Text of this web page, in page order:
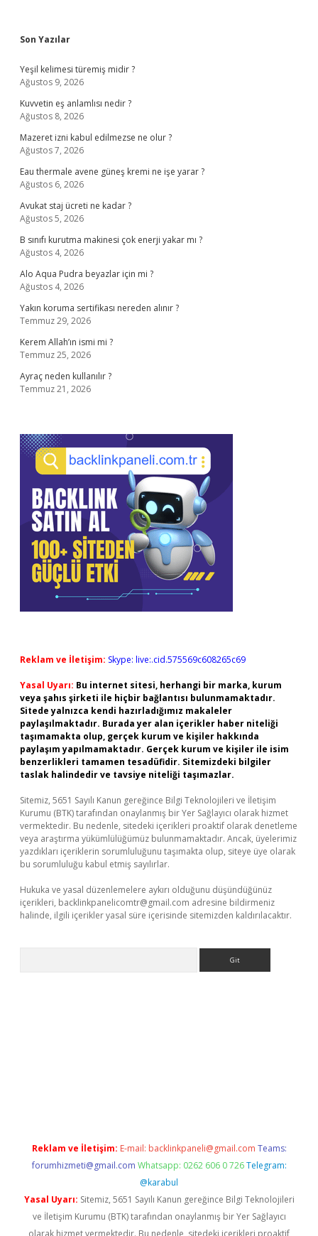
Sidebar
Son Yazılar
Yeşil kelimesi türemiş midir ?
Ağustos 9, 2026
Kuvvetin eş anlamlısı nedir ?
Ağustos 8, 2026
Mazeret izni kabul edilmezse ne olur ?
Ağustos 7, 2026
Eau thermale avene güneş kremi ne işe yarar ?
Ağustos 6, 2026
Avukat staj ücreti ne kadar ?
Ağustos 5, 2026
B sınıfı kurutma makinesi çok enerji yakar mı ?
Ağustos 4, 2026
Alo Aqua Pudra beyazlar için mi ?
Ağustos 4, 2026
Yakın koruma sertifikası nereden alınır ?
Temmuz 29, 2026
Kerem Allah’ın ismi mi ?
Temmuz 25, 2026
Ayraç neden kullanılır ?
Temmuz 21, 2026
Reklam ve İletişim: Skype: live:.cid.575569c608265c69
Yasal Uyarı: Bu internet sitesi, herhangi bir marka, kurum
veya şahıs şirketi ile hiçbir bağlantısı bulunmamaktadır.
Sitede yalnızca kendi hazırladığımız makaleler
paylaşılmaktadır. Burada yer alan içerikler haber niteliği
taşımamakta olup, gerçek kurum ve kişiler hakkında
paylaşım yapılmamaktadır. Gerçek kurum ve kişiler ile isim
benzerlikleri tamamen tesadüfidir. Sitemizdeki bilgiler
taslak halindedir ve tavsiye niteliği taşımazlar.
Sitemiz, 5651 Sayılı Kanun gereğince Bilgi Teknolojileri ve İletişim
Kurumu (BTK) tarafından onaylanmış bir Yer Sağlayıcı olarak hizmet
vermektedir. Bu nedenle, sitedeki içerikleri proaktif olarak denetleme
veya araştırma yükümlülüğümüz bulunmamaktadır. Ancak, üyelerimiz
yazdıkları içeriklerin sorumluluğunu taşımakta olup, siteye üye olarak
bu sorumluluğu kabul etmiş sayılırlar.
Hukuka ve yasal düzenlemelere aykırı olduğunu düşündüğünüz
içerikleri, backlinkpanelicomtr@gmail.com adresine bildirmeniz
halinde, ilgili içerikler yasal süre içerisinde sitemizden kaldırılacaktır.
Reklam ve İletişim: E-mail: backlinkpaneli@gmail.com Teams:
forumhizmeti@gmail.com Whatsapp: 0262 606 0 726 Telegram:
@karabul
Yasal Uyarı: Sitemiz, 5651 Sayılı Kanun gereğince Bilgi Teknolojileri
ve İletişim Kurumu (BTK) tarafından onaylanmış bir Yer Sağlayıcı
olarak hizmet vermektedir. Bu nedenle, sitedeki içerikleri proaktif